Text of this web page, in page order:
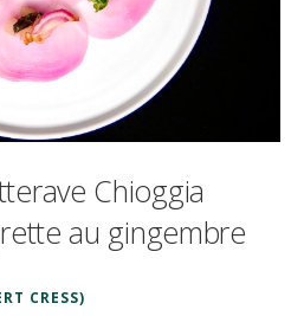
Chioggia
au gingembre
CRESS)